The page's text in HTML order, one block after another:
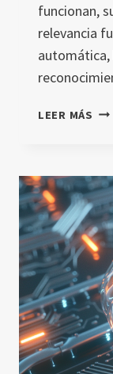
funcionan,
relevancia
automática,
LEER MÁS
DE